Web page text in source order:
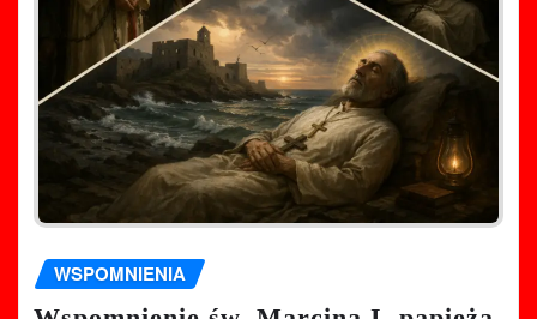
WSPOMNIENIA